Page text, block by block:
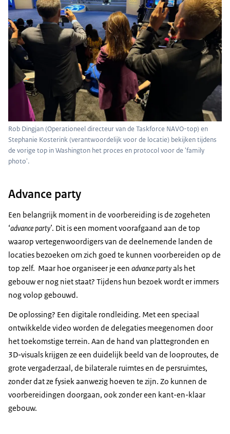
Rob Dingjan (Operationeel directeur van de Taskforce NAVO-top) en
Stephanie Kosterink (verantwoordelijk voor de locatie) bekijken tijdens
de vorige top in Washington het proces en protocol voor de 'family
photo'.
Advance party
Een belangrijk moment in de voorbereiding is de zogeheten
‘advance party’. Dit is een moment voorafgaand aan de top
waarop vertegenwoordigers van de deelnemende landen de
locaties bezoeken om zich goed te kunnen voorbereiden op de
top zelf. Maar hoe organiseer je een advance partyals het
gebouw er nog niet staat? Tijdens hun bezoek wordt er immers
nog volop gebouwd.
De oplossing? Een digitale rondleiding. Met een speciaal
ontwikkelde video worden de delegaties meegenomen door
het toekomstige terrein. Aan de hand van plattegronden en
3D-visuals krijgen ze een duidelijk beeld van de looproutes, de
grote vergaderzaal, de bilaterale ruimtes en de persruimtes,
zonder dat ze fysiek aanwezig hoeven te zijn. Zo kunnen de
voorbereidingen doorgaan, ook zonder een kant-en-klaar
gebouw.